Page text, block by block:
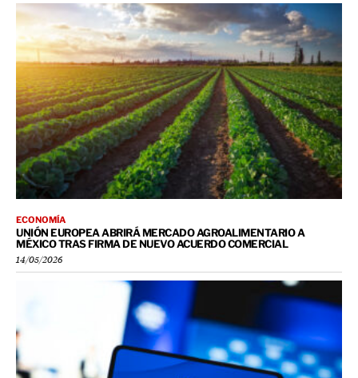
ECONOMÍA
UNIÓN EUROPEA ABRIRÁ MERCADO AGROALIMENTARIO A
MÉXICO TRAS FIRMA DE NUEVO ACUERDO COMERCIAL
14/05/2026